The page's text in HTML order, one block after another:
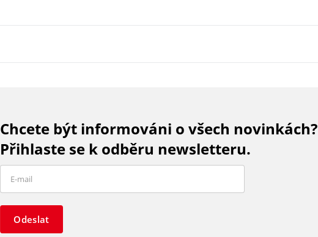
Chcete být informováni o všech novinkách?
Přihlaste se k odběru newsletteru.
Odeslat